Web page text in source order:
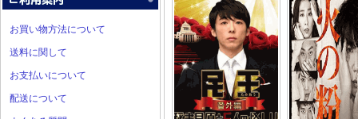
お買い物方法について
送料に関して
お支払いについて
配送について